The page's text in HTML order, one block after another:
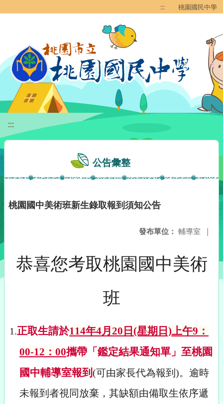
::: 桃園國民中學
:::
公告彙整
桃園國中美術班新生錄取報到須知公告
發布單位： 輔導室 |
恭喜您考取桃園國中美術
班
1.正取生請於114年4月20日(星期日)上午9：
00-12：00攜帶「鑑定結果通知單」至桃園
國中輔導室報到 (可由家長代為報到)。逾時
未報到者視同放棄，其缺額由備取生依序遞